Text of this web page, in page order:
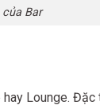
Bar
Lounge.